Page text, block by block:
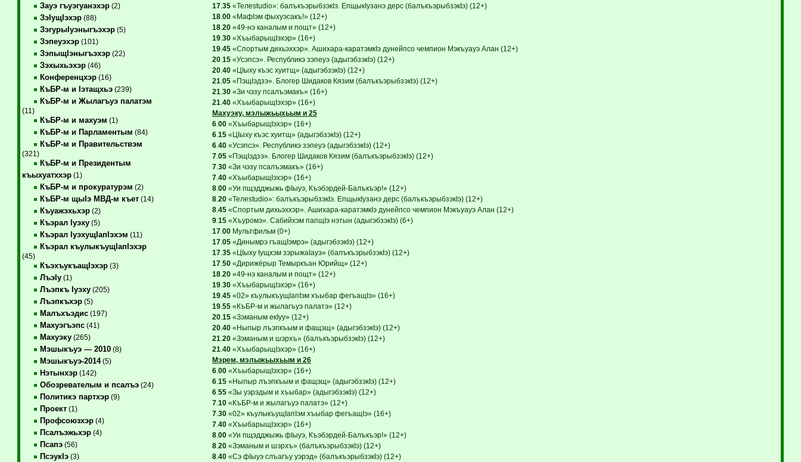
Зауэ гъуэгуанэхэр(2)
ЗэIущIэхэр(88)
ЗэгурыIуэныгъэхэр(5)
Зэпеуэхэр(101)
ЗэпыщIэныгъэхэр(22)
Зэхыхьэхэр(46)
Конференцхэр(16)
КъБР-м и Iэтащхьэ(239)
КъБР-м и Жылагъуэ палатэм
(11)
КъБР-м и махуэм (1)
КъБР-м и Парламентым (84)
КъБР-м и Правительствэм
(321)
КъБР-м и Президентым
къыхуатххэр(1)
КъБР-м и прокуратурэм (2)
КъБР-м щыIэ МВД-м къет(14)
Къуажэхьхэр(2)
Къэрал Iуэху(5)
Къэрал IуэхущIапIэхэм (11)
Къэрал къулыкъущIапIэхэр
(45)
КъэхъукъащIэхэр(3)
ЛъэIу(1)
Лъэпкъ Iуэху(205)
Лъэпкъхэр(5)
Малъхъэдис(197)
Махуэгъэпс(41)
Махуэку(265)
Мэшыкъуэ — 2010(8)
Мэшыкъуэ-2014(5)
Нэтынхэр(142)
Обозревателым и псалъэ(24)
Политикэ партхэр(9)
Проект(1)
Профсоюзхэр(4)
Псалъэжьхэр(4)
Псапэ(56)
ПсэукIэ(3)
17. 35«Teлеstudio»: балъкъэрыбзэкIэ. ЕпщыкIузанэ дерс (балъкъэрыбзэкIэ) (12+)
18. 00«МафIэм фыхуэсакъ!» (12+)
18. 20«49-нэ каналым и пощт» (12+)
19. 30«ХъыбарыщIэхэр» (16+)
19. 45«Спортым дихьэххэр». Ашихара-каратэмкIэ дунейпсо чемпион Мэкъуауэ Алан (12+)
20. 15«Усэпсэ». Республикэ зэпеуэ (адыгэбзэкIэ) (12+)
20. 40«ЦIыху къэс хуитщ» (адыгэбзэкIэ) (12+)
21 05«ПэщIэдзэ». Блогер Шидаков Кязим (балъкъэрыбзэкIэ) (12+)
21 30«Зи чэзу псалъэмакъ» (16+)
21 40«ХъыбарыщIэхэр» (16+)
Махуэку, мэлыжьыхьым и 25
6. 00«ХъыбарыщIэхэр» (16+)
6. 15«ЦIыху къэс хуитщ» (адыгэбзэкIэ) (12+)
6. 40«Усэпсэ». Республикэ зэпеуэ (адыгэбзэкIэ) (12+)
7. 05«ПэщIэдзэ». Блогер Шидаков Кязим (балъкъэрыбзэкIэ) (12+)
7. 30«Зи чэзу псалъэмакъ» (16+)
7. 40«ХъыбарыщIэхэр» (16+)
8. 00«Уи пщэдджыжь фIыуэ, Къэбэрдей-Балъкъэр!» (12+)
8. 20«Teлеstudio»: балъкъэрыбзэкIэ. ЕпщыкIузанэ дерс (балъкъэрыбзэкIэ) (12+)
8. 45«Спортым дихьэххэр». Ашихара-каратэмкIэ дунейпсо чемпион Мэкъуауэ Алан (12+)
9. 15«Хъуромэ». Сабийхэм папщIэ нэтын (адыгэбзэкIэ) (6+)
17. 00Мультфильм (0+)
17. 05«Динымрэ гъащIэмрэ» (адыгэбзэкIэ) (12+)
17. 35«ЦIыху Iущхэм зэрыжаIауэ» (балъкъэрыбзэкIэ) (12+)
17. 50«Дирижёрыр Темыркъан Юрийщ» (12+)
18. 20«49-нэ каналым и пощт» (12+)
19. 30«ХъыбарыщIэхэр» (16+)
19. 45«02» къулыкъущIапIэм хъыбар фегъащIэ» (16+)
19. 55«КъБР-м и жылагъуэ палатэ» (12+)
20. 15«Зэманым екIуу» (12+)
20. 40«Ныпыр лъэпкъым и фащэщ» (адыгэбзэкIэ) (12+)
21 20«Зэманым и шэрхъ» (балъкъэрыбзэкIэ) (12+)
21 40«ХъыбарыщIэхэр» (16+)
Мэрем, мэлыжьыхьым и 26
6. 00«ХъыбарыщIэхэр» (16+)
6. 15«Ныпыр лъэпкъым и фащэщ» (адыгэбзэкIэ) (12+)
6. 55«Зы уэрэдым и хъыбар» (адыгэбзэкIэ) (12+)
7. 10«КъБР-м и жылагъуэ палатэ» (12+)
7. 30«02» къулыкъущIапIэм хъыбар фегъащIэ» (16+)
7. 40«ХъыбарыщIэхэр» (16+)
8. 00«Уи пщэдджыжь фIыуэ, Къэбэрдей-Балъкъэр!» (12+)
8. 20«Зэманым и шэрхъ» (балъкъэрыбзэкIэ) (12+)
8. 40«Сэ фIыуэ слъагъу уэрэд» (балъкъэрыбзэкIэ) (12+)